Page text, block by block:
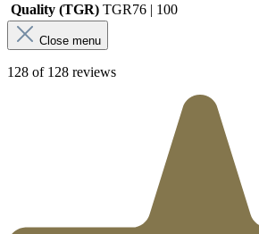
Quality (TGR) TGR76 | 100
Close menu
128 of 128 reviews